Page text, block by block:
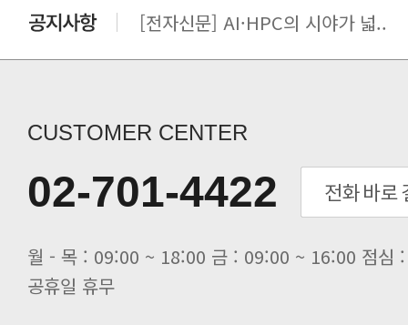
[전자신문] AI·HPC의 시야가 넓..
[전자신문] “민감 데이터도 안심하
[전자신문] 테라텍과 함께 최적의
[전자신문] AI 인프라 써보고 결정..
[전자신문] 공영삼 테라텍 대표 “단..
[전자신문] 당신의 AI GPU, 지..
CUSTOMER CENTER
02-701-4422
공휴일 휴무